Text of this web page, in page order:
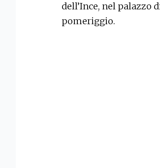
dell’Ince, nel palazzo
pomeriggio.